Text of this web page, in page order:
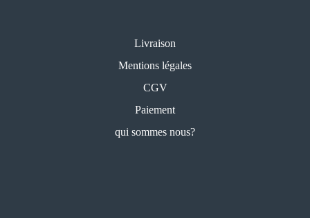
Livraison
Mentions légales
CGV
Paiement
qui sommes nous?